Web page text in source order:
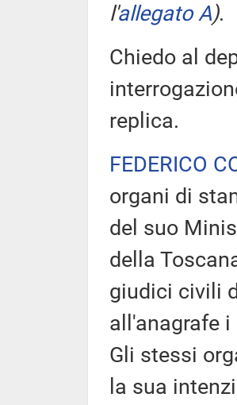
l'allegato A).
Chiedo al
replica.
FEDERICO
organi di
del suo
della
giudici civili
all'anagrafe
Gli stessi
la sua